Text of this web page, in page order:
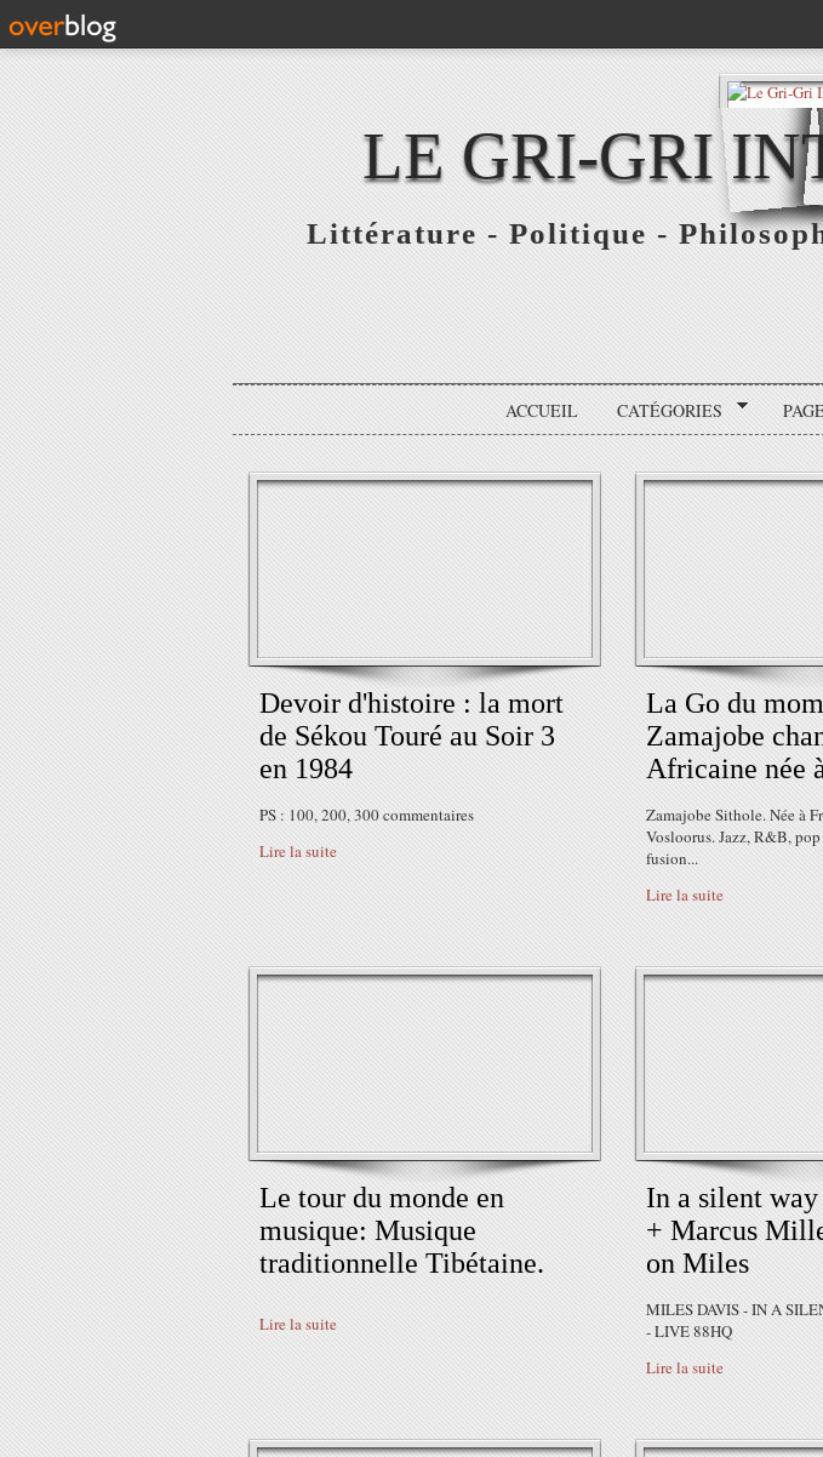
LE GRI-GRI
Littérature - Politique -
ACCUEIL CATÉGORIES
Devoir d'histoire : la mort
de Sékou Touré au Soir 3
en 1984
PS : 100, 200, 300 commentaires
Lire la suite
La Go du
Zamajobe
Africaine née
Zamajobe Sithole. Née à
Vosloorus. Jazz, R&B,
fusion...
Lire la suite
Le tour du monde en
musique: Musique
traditionnelle Tibétaine.
Lire la suite
In a silent
+ Marcus
on Miles
MILES DAVIS - IN A
- LIVE 88HQ
Lire la suite